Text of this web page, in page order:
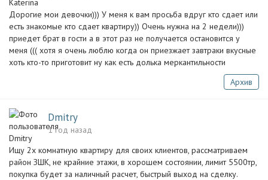
Дорогие мои девочки))) У меня к вам просьба вдруг кто сдает или
есть знакомые кто сдает квартиру)) Очень нужна на 2 недели)))
приедет брат в гости а в этот раз не получается остановится у
меня ((( хотя я очень люблю когда он приезжает завтраки вкусные
хоть кто-то приготовит ну как есть долька меркантильности
Архив
Dmitry
1 год назад
Ищу 2х комнатную квартиру для своих клиентов, рассматриваем
район ЗШК, не крайние этажи, в хорошем состоянии, лимит 5500тр,
покупка будет за наличный расчет, быстрый выход на сделку.